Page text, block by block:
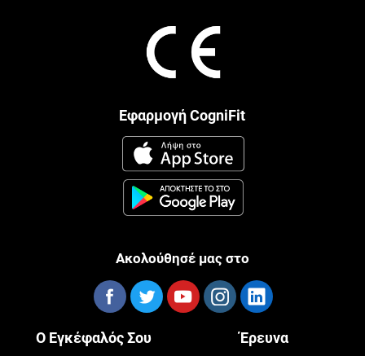
Εφαρμογή CogniFit
Ακολούθησέ μας στο
Ο Εγκέφαλός Σου Έρευνα